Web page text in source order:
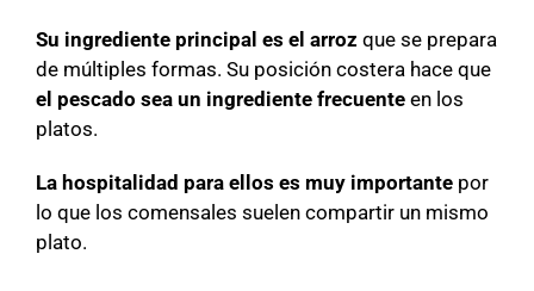
Su ingrediente principal es el arroz que se prepara
de múltiples formas. Su posición costera hace que
el pescado sea un ingrediente frecuente en los
platos.
La hospitalidad para ellos es muy importante por
lo que los comensales suelen compartir un mismo
plato.